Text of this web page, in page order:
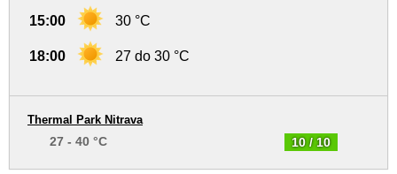
15:00 30 °C
18:00 27 do 30 °C
10 / 10
Thermal Park Nitrava
27 - 40 °C